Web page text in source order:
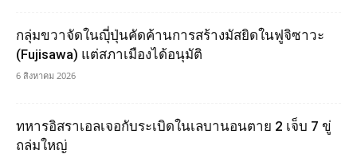
กลุ่มขวาจัดในญุี่ปุ่นคัดค้านการสร้างมัสยิดในฟูจิซาวะ
(Fujisawa) แต่สภาเมืองได้อนุมัติ
6 สิงหาคม 2026
ทหารอิสราเอลเจอกับระเบิดในเลบานอนตาย 2 เจ็บ 7 ขู่
ถล่มใหญ่